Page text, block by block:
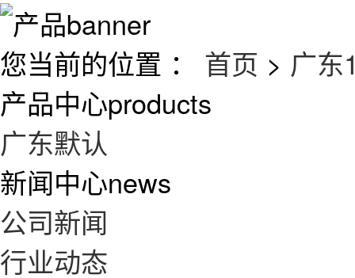
您当前的位置 ： 首页 > 广东
产品中心products
广东默认
新闻中心news
公司新闻
行业动态